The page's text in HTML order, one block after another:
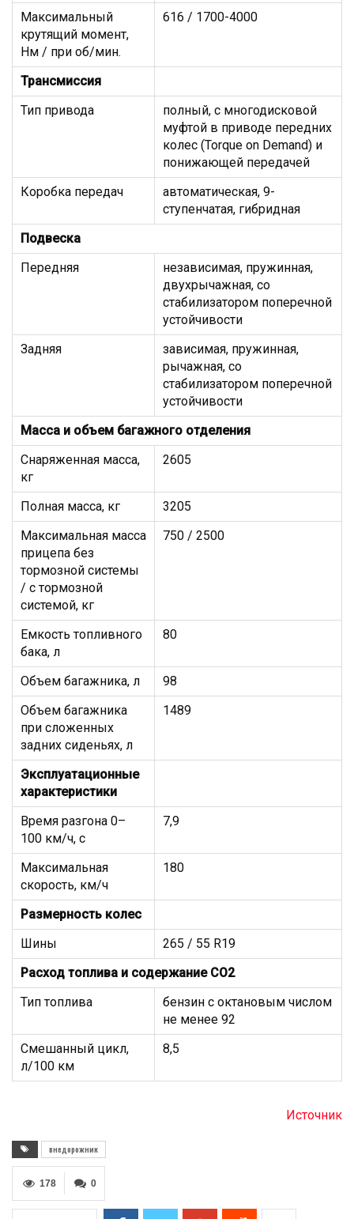
Максимальный
крутящий момент,
Нм / при об/мин.
616 / 1700-4000
Трансмиссия
Тип привода
полный, с многодисковой
муфтой в приводе передних
колес (Torque on Demand) и
понижающей передачей
Коробка передач
автоматическая, 9-
ступенчатая, гибридная
Подвеска
Передняя
независимая, пружинная,
двухрычажная, со
стабилизатором поперечной
устойчивости
Задняя
зависимая, пружинная,
рычажная, со
стабилизатором поперечной
устойчивости
Масса и объем багажного отделения
Снаряженная масса,
кг
2605
Полная масса, кг
3205
Максимальная масса
прицепа без
тормозной системы
/ с тормозной
системой, кг
750 / 2500
Емкость топливного
бака, л
80
Объем багажника, л
98
Объем багажника
при сложенных
задних сиденьях, л
1489
Эксплуатационные
характеристики
Время разгона 0–
100 км/ч, с
7,9
Максимальная
скорость, км/ч
180
Размерность колeс
Шины
265 / 55 R19
Расход топлива и содержание СО2
Тип топлива
бензин с октановым числом
не менее 92
Смешанный цикл,
л/100 км
8,5
Источник
внедорожник
0
178